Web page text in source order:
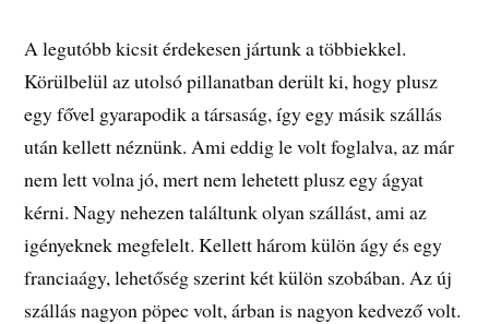
A legutóbb kicsit érdekesen jártunk a többiekkel.
Körülbelül az utolsó pillanatban derült ki, hogy plusz
egy fővel gyarapodik a társaság, így egy másik szállás
után kellett néznünk. Ami eddig le volt foglalva, az már
nem lett volna jó, mert nem lehetett plusz egy ágyat
kérni. Nagy nehezen találtunk olyan szállást, ami az
igényeknek megfelelt. Kellett három külön ágy és egy
franciaágy, lehetőség szerint két külön szobában. Az új
szállás nagyon pöpec volt, árban is nagyon kedvező volt.